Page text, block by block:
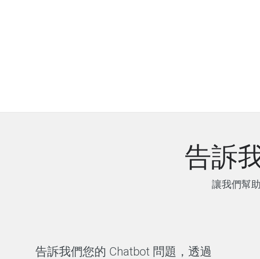
告訴
讓我們幫
告訴我們您的 Chatbot 問題，透過